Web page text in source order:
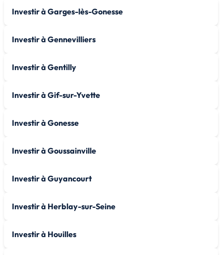
Investir à Garges-lès-Gonesse
Investir à Gennevilliers
Investir à Gentilly
Investir à Gif-sur-Yvette
Investir à Gonesse
Investir à Goussainville
Investir à Guyancourt
Investir à Herblay-sur-Seine
Investir à Houilles